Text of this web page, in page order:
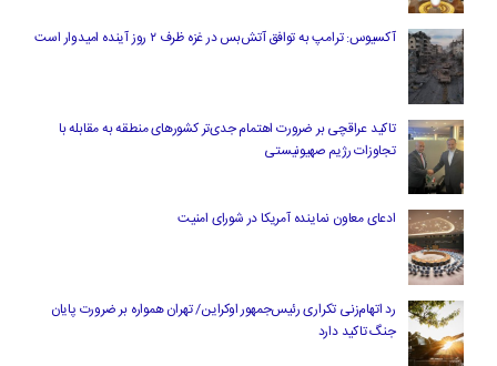
آکسیوس: ترامپ به توافق آتش‌بس در غزه ظرف ۲ روز آینده امیدوار است
تاکید عراقچی بر ضرورت اهتمام جدی‌تر کشورهای منطقه به مقابله با
تجاوزات رژیم صهیونیستی
ادعای معاون نماینده آمریکا در شورای امنیت
رد اتهام‌زنی تکراری رئیس‌جمهور اوکراین/ تهران همواره بر ضرورت پایان
جنگ تاکید دارد